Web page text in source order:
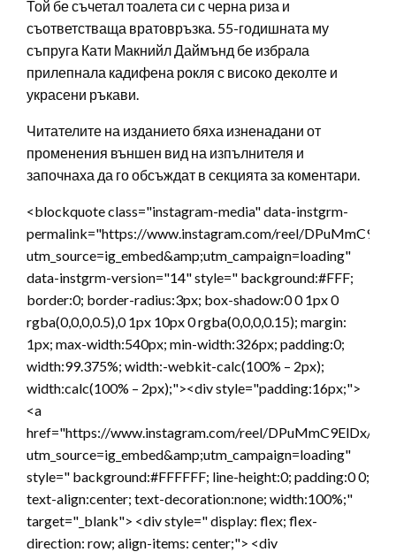
Той бе съчетал тоалета си с черна риза и
съответстваща вратовръзка. 55-годишната му
съпруга Кати Макнийл Даймънд бе избрала
прилепнала кадифена рокля с високо деколте и
украсени ръкави.
Читателите на изданието бяха изненадани от
променения външен вид на изпълнителя и
започнаха да го обсъждат в секцията за коментари.
<blockquote class="instagram-media" data-instgrm-
permalink="https://www.instagram.com/reel/
utm_source=ig_embed&amp;utm_campaign=loading"
data-instgrm-version="14" style=" background:#FFF;
border:0; border-radius:3px; box-shadow:0 0 1px 0
rgba(0,0,0,0.5),0 1px 10px 0 rgba(0,0,0,0.15); margin:
1px; max-width:540px; min-width:326px; padding:0;
width:99.375%; width:-webkit-calc(100% – 2px);
width:calc(100% – 2px);"><div style="padding:16px;">
<a
href="https://www.instagram.com/reel/DPuMmC9ElDx/?
utm_source=ig_embed&amp;utm_campaign=loading"
style=" background:#FFFFFF; line-height:0; padding:0 0;
text-align:center; text-decoration:none; width:100%;"
target="_blank"> <div style=" display: flex; flex-
direction: row; align-items: center;"> <div